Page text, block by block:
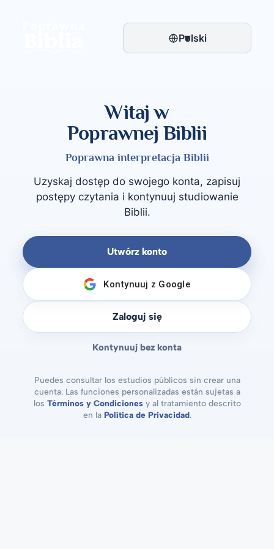
Polski
▾
Witaj w
Poprawnej Biblii
Poprawna interpretacja Biblii
Uzyskaj dostęp do swojego konta, zapisuj
postępy czytania i kontynuuj studiowanie
Biblii.
Utwórz konto
Kontynuuj z Google
Zaloguj się
Kontynuuj bez konta
Puedes consultar los estudios públicos sin crear una
cuenta. Las funciones personalizadas están sujetas a
los Términos y Condicionesy al tratamiento descrito
en la Política de Privacidad.